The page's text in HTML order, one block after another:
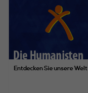
Entdecken Sie unsere Welt